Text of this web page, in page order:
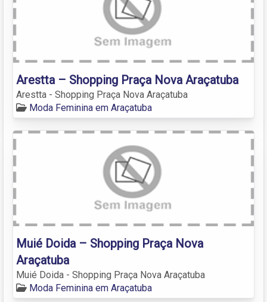
Arestta – Shopping Praça Nova Araçatuba
Arestta - Shopping Praça Nova Araçatuba
Moda Feminina em Araçatuba
Muié Doida – Shopping Praça Nova
Araçatuba
Muié Doida - Shopping Praça Nova Araçatuba
Moda Feminina em Araçatuba